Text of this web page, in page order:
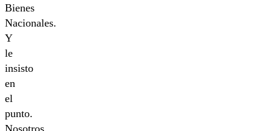
Bienes
Nacionales.
Y
le
insisto
en
el
punto.